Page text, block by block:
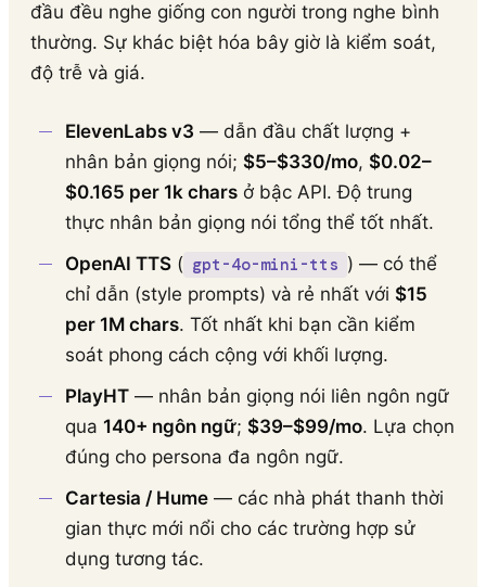
đầu đều nghe giống con người trong nghe bình
thường. Sự khác biệt hóa bây giờ là kiểm soát,
độ trễ và giá.
ElevenLabs v3 — dẫn đầu chất lượng +
nhân bản giọng nói; $5–$330/mo, $0.02–
$0.165 per 1k chars ở bậc API. Độ trung
thực nhân bản giọng nói tổng thể tốt nhất.
OpenAI TTS ( gpt-4o-mini-tts ) — có thể
chỉ dẫn (style prompts) và rẻ nhất với $15
per 1M chars. Tốt nhất khi bạn cần kiểm
soát phong cách cộng với khối lượng.
PlayHT — nhân bản giọng nói liên ngôn ngữ
qua 140+ ngôn ngữ; $39–$99/mo. Lựa chọn
đúng cho persona đa ngôn ngữ.
Cartesia / Hume — các nhà phát thanh thời
gian thực mới nổi cho các trường hợp sử
dụng tương tác.